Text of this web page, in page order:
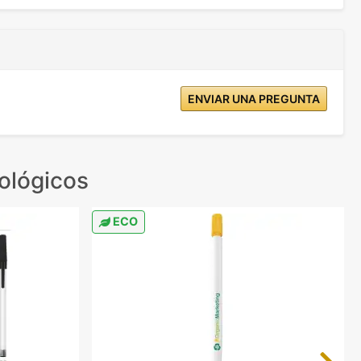
ENVIAR UNA PREGUNTA
ECO
Next